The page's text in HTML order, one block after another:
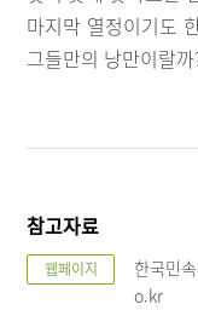
마지막 열정이기도
그들만의 낭만이랄까
참고자료
웹페이지
한국민
o.kr